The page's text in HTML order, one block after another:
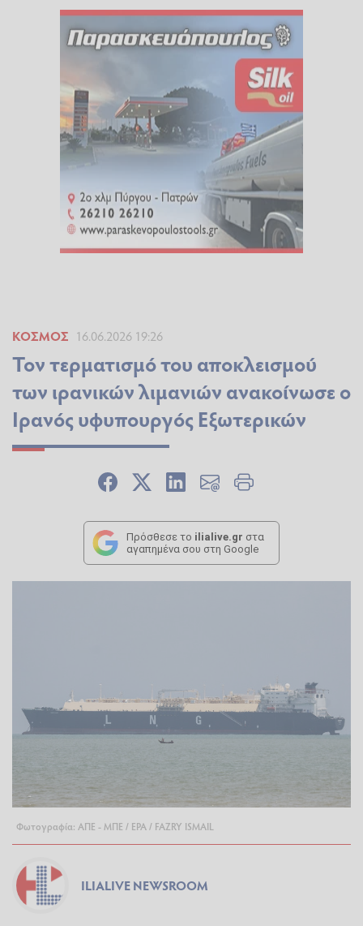
ΚΌΣΜΟΣ 16.06.2026 19:26
Τον τερματισμό του αποκλεισμού
των ιρανικών λιμανιών ανακοίνωσε ο
Ιρανός υφυπουργός Εξωτερικών
Πρόσθεσε το ilialive.gr στα
αγαπημένα σου στη Google
Φωτογραφία: ΑΠΕ - ΜΠΕ / EPA / FAZRY ISMAIL
ILIALIVE NEWSROOM